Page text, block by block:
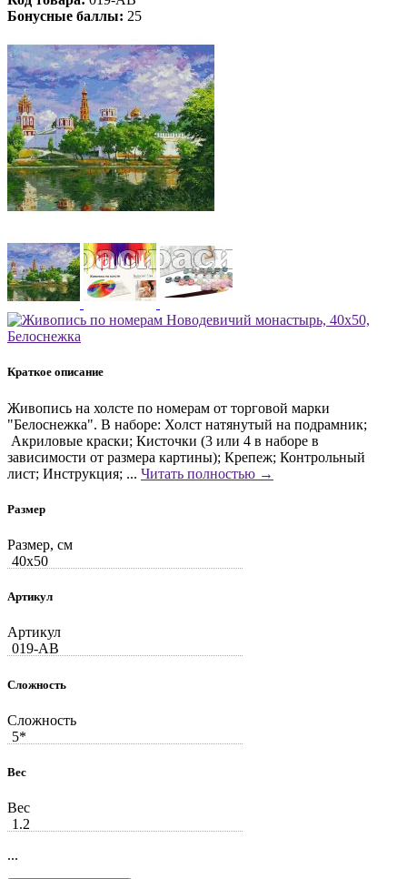
Бонусные баллы: 25
Краткое описание
Живопись на холсте по номерам от торговой марки
"Белоснежка". В наборе: Холст натянутый на подрамник;
Акриловые краски; Кисточки (3 или 4 в наборе в
зависимости от размера картины); Крепеж; Контрольный
лист; Инструкция; ... Читать полностью →
Размер
Размер, см
40x50
Артикул
Артикул
019-AB
Сложность
Сложность
5*
Вес
Вес
1.2
...